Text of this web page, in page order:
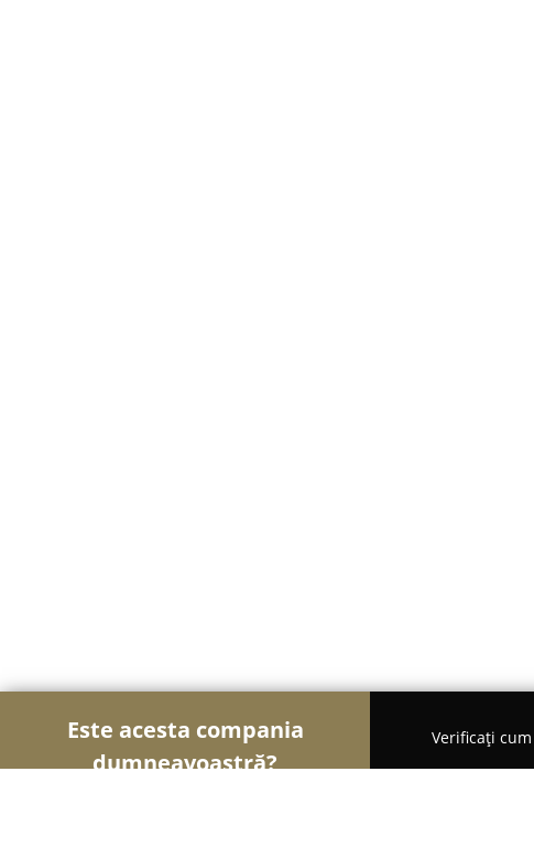
Este acesta compania
dumneavoastră?
Verificați